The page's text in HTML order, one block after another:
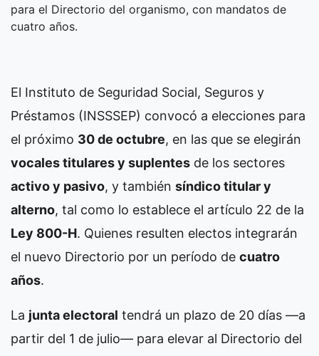
para el Directorio del organismo, con mandatos de
cuatro años.
El Instituto de Seguridad Social, Seguros y
Préstamos (INSSSEP) convocó a elecciones para
el próximo 30 de octubre, en las que se elegirán
vocales titulares y suplentes de los sectores
activo y pasivo, y también síndico titular y
alterno, tal como lo establece el artículo 22 de la
Ley 800-H. Quienes resulten electos integrarán
el nuevo Directorio por un período de cuatro
años.
La junta electoral tendrá un plazo de 20 días —a
partir del 1 de julio— para elevar al Directorio del